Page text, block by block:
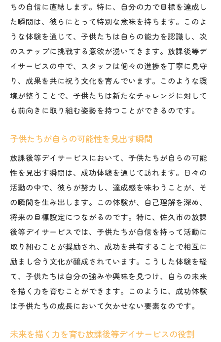
ちの自信に直結します。特に、自分の力で目標を達成し
た瞬間は、彼らにとって特別な意味を持ちます。このよ
うな体験を通じて、子供たちは自らの能力を認識し、次
のステップに挑戦する意欲が湧いてきます。放課後等デ
イサービスの中で、スタッフは個々の進捗を丁寧に見守
り、成果を共に祝う文化を育んでいます。このような環
境が整うことで、子供たちは新たなチャレンジに対して
も前向きに取り組む姿勢を持つことができるのです。
子供たちが自らの可能性を見出す瞬間
放課後等デイサービスにおいて、子供たちが自らの可能
性を見出す瞬間は、成功体験を通じて訪れます。日々の
活動の中で、彼らが努力し、達成感を味わうことが、そ
の瞬間を生み出します。この体験が、自己理解を深め、
将来の目標設定につながるのです。特に、佐久市の放課
後等デイサービスでは、子供たちが自信を持って活動に
取り組むことが奨励され、成功を共有することで相互に
励まし合う文化が醸成されています。こうした体験を経
て、子供たちは自分の強みや興味を見つけ、自らの未来
を描く力を育むことができます。このように、成功体験
は子供たちの成長において欠かせない要素なのです。
未来を描く力を育む放課後等デイサービスの役割